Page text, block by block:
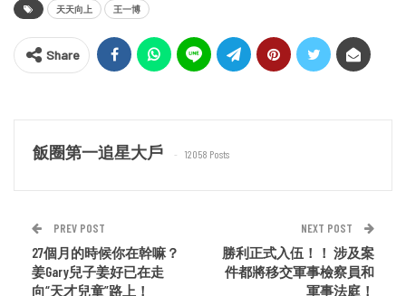
天天向上 王一博
Share
飯圈第一追星大戶 12058 Posts
PREV POST
27個月的時候你在幹嘛？
姜Gary兒子姜好已在走
向“天才兒童”路上！
NEXT POST
勝利正式入伍！！ 涉及案
件都將移交軍事檢察員和
軍事法庭！